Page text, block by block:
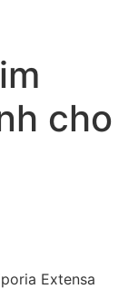
cho
Extensa